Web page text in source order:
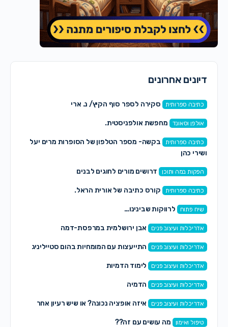
דיונים אחרונים
כתיבה ספרותית סקירה לספר סוף הקיץ/ נ. ארי
אולפן וסאונד מחפשת אולפניסטית.
כתיבה ספרותית
בקשה- מספר הטלפון של הסופרות מרים יעל
ושירי כהן
הפקות במה ותוכן דרושים מורים לחוגים לבנים
כתיבה ספרותית קורס כתיבה של אורית הראל.
שיח פתוח לרווקות שבינינו…
אדריכלות ועיצוב פנים אבן ירושלמית במרפסת-דמה
אדריכלות ועיצוב פנים התייעצות עם המומחיות בהום סטייליניג
אדריכלות ועיצוב פנים לימוד הדמיות
אדריכלות ועיצוב פנים הדמיה
אדריכלות ועיצוב פנים איזה אופציה נכונה? או שיש רעיון אחר
טיפול ואימון מה עושים עם זה??